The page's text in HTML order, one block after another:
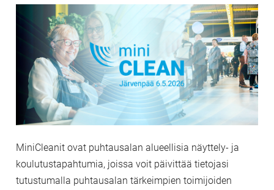
MiniCleanit ovat puhtausalan alueellisia näyttely- ja
koulutustapahtumia, joissa voit päivittää tietojasi
tutustumalla puhtausalan tärkeimpien toimijoiden